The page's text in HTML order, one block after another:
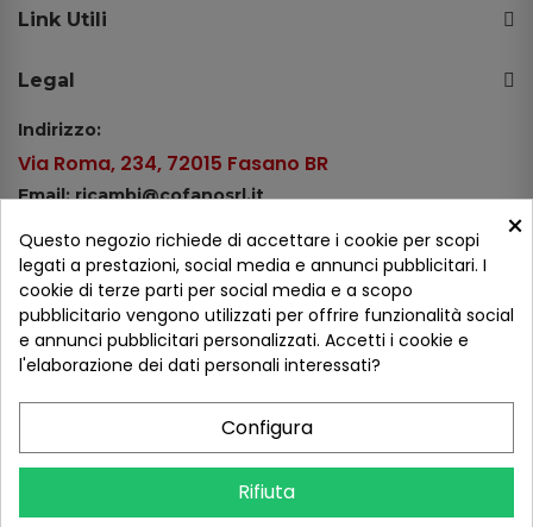
Link Utili
Legal
Indirizzo:
Via Roma, 234, 72015 Fasano BR
Email: ricambi@cofanosrl.it
Tel.: +39 080 44 13 478
WhatsApp: +39 334 98 51 100
Metodi di pagamento
×
Questo negozio richiede di accettare i cookie per scopi
legati a prestazioni, social media e annunci pubblicitari. I
cookie di terze parti per social media e a scopo
pubblicitario vengono utilizzati per offrire funzionalità social
e annunci pubblicitari personalizzati. Accetti i cookie e
l'elaborazione dei dati personali interessati?
Configura
Rifiuta